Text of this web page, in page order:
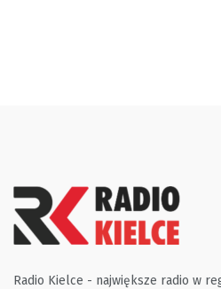
Radio Kielce - największe radio w